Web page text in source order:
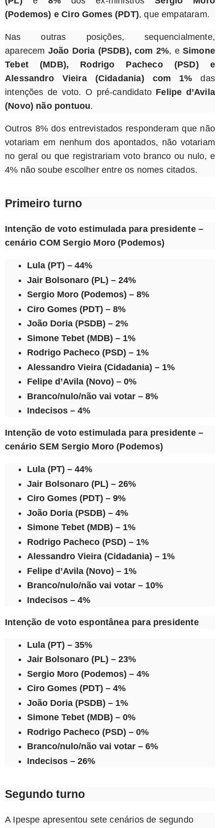
(Podemos) e Ciro Gomes (PDT), que empataram.
Nas outras posições, sequencialmente,
aparecem João Doria (PSDB), com 2%, e Simone
Tebet (MDB), Rodrigo Pacheco (PSD) e
Alessandro Vieira (Cidadania) com 1% das
intenções de voto. O pré-candidato Felipe d’Avila
(Novo) não pontuou.
Outros 8% dos entrevistados responderam que não
votariam em nenhum dos apontados, não votariam
no geral ou que registrariam voto branco ou nulo, e
4% não soube escolher entre os nomes citados.
Primeiro turno
Intenção de voto estimulada para presidente –
cenário COM Sergio Moro (Podemos)
Lula (PT) – 44%
Jair Bolsonaro (PL) – 24%
Sergio Moro (Podemos) – 8%
Ciro Gomes (PDT) – 8%
João Doria (PSDB) – 2%
Simone Tebet (MDB) – 1%
Rodrigo Pacheco (PSD) – 1%
Alessandro Vieira (Cidadania) – 1%
Felipe d’Avila (Novo) – 0%
Branco/nulo/não vai votar – 8%
Indecisos – 4%
Intenção de voto estimulada para presidente –
cenário SEM Sergio Moro (Podemos)
Lula (PT) – 44%
Jair Bolsonaro (PL) – 26%
Ciro Gomes (PDT) – 9%
João Doria (PSDB) – 4%
Simone Tebet (MDB) – 1%
Rodrigo Pacheco (PSD) – 1%
Alessandro Vieira (Cidadania) – 1%
Felipe d’Avila (Novo) – 1%
Branco/nulo/não vai votar – 10%
Indecisos – 4%
Intenção de voto espontânea para presidente
Lula (PT) – 35%
Jair Bolsonaro (PL) – 23%
Sergio Moro (Podemos) – 4%
Ciro Gomes (PDT) – 4%
João Doria (PSDB) – 1%
Simone Tebet (MDB) – 0%
Rodrigo Pacheco (PSD) – 0%
Branco/nulo/não vai votar – 6%
Indecisos – 26%
Segundo turno
A Ipespe apresentou sete cenários de segundo